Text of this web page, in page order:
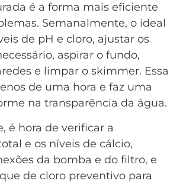
é a forma mais eficiente
Semanalmente, o ideal
de pH e cloro, ajustar os
aspirar o fundo,
e limpar o skimmer. Essa
de uma hora e faz uma
na transparência da água.
é hora de verificar a
e os níveis de cálcio,
da bomba e do filtro, e
de cloro preventivo para